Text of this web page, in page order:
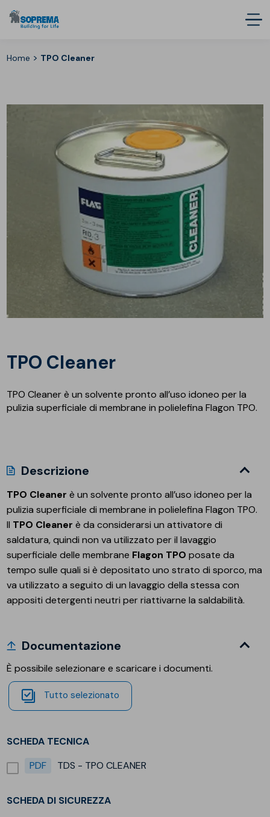
Home > TPO Cleaner
TPO Cleaner
TPO Cleaner è un solvente pronto all’uso idoneo per la
pulizia superficiale di membrane in polielefina Flagon TPO.
Descrizione
TPO Cleaner è un solvente pronto all’uso idoneo per la
pulizia superficiale di membrane in polielefina Flagon TPO.
Il TPO Cleaner è da considerarsi un attivatore di
saldatura, quindi non va utilizzato per il lavaggio
superficiale delle membrane Flagon TPO posate da
tempo sulle quali si è depositato uno strato di sporco, ma
va utilizzato a seguito di un lavaggio della stessa con
appositi detergenti neutri per riattivarne la saldabilità.
Documentazione
È possibile selezionare e scaricare i documenti.
Tutto selezionato
SCHEDA TECNICA
PDF
TDS - TPO CLEANER
SCHEDA DI SICUREZZA